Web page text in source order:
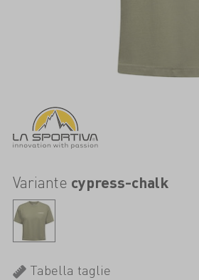
Variante cypress-chalk
Tabella taglie